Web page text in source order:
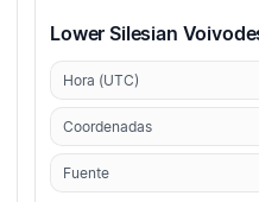
Lower Silesian
Hora (UTC)
Coordenadas
Fuente